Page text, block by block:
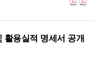
활용실적 명세서 공개